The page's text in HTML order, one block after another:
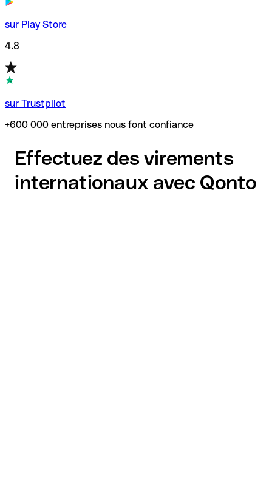
sur Play Store
4.8
sur Trustpilot
+600 000 entreprises nous font confiance
Effectuez des virements
internationaux avec Qonto